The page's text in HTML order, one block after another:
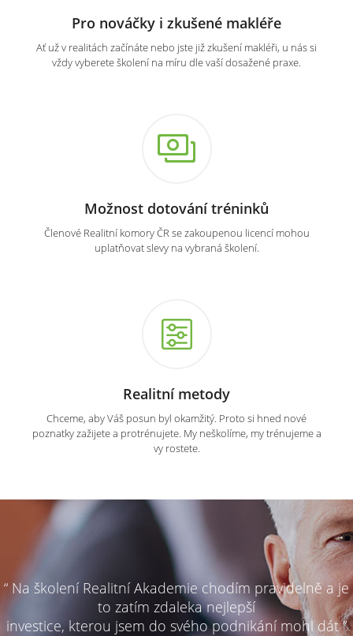
Pro nováčky i zkušené makléře
Ať už v realitách začínáte nebo jste již zkušení makléři, u nás si
vždy vyberete školení na míru dle vaší dosažené praxe.
Možnost dotování tréninků
Členové Realitní komory ČR se zakoupenou licencí mohou
uplatňovat slevy na vybraná školení.
Realitní metody
Chceme, aby Váš posun byl okamžitý. Proto si hned nové
poznatky zažijete a protrénujete. My neškolíme, my trénujeme a
vy rostete.
“ Na školení Realitní Akademie chodím pravidelně a je
to zatím zdaleka nejlepší
investice, kterou jsem do svého podnikání mohl dát ”